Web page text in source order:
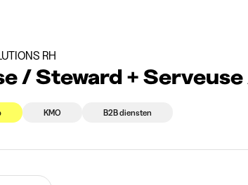
RH
/ Steward +
KMO B2B diensten